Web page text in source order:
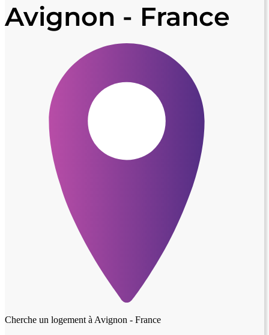
Avignon - France
Cherche un logement àAvignon - France